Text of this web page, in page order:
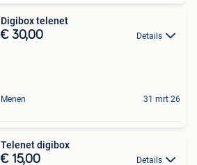
Digibox telenet
€ 30,00 Details
Menen 31 mrt 26
Telenet digibox
€ 15,00 Details